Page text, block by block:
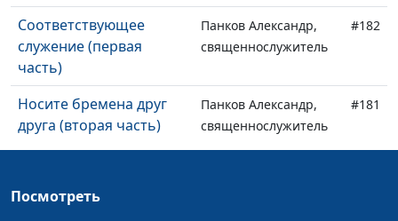
Соответствующее
служение (первая
часть)
Панков Александр,
священнослужитель
#182
Носите бремена друг
друга (вторая часть)
Панков Александр,
священнослужитель
#181
Посмотреть